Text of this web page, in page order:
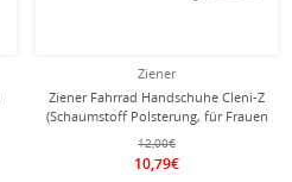
Ziener
Ziener Fahrrad Handschuhe Cleni-Z
(Schaumstoff Polsterung, für Frauen
entwickelt) schwarz
12,00€
10,79€